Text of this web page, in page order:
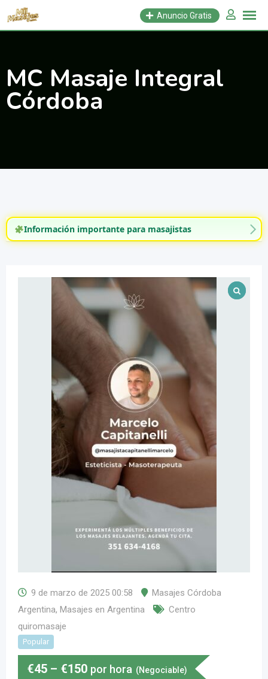
Saltar
Anuncio Gratis
MC Masaje Integral
Córdoba
Información importante para masajistas
9 de marzo de 2025 00:58
Masajes Córdoba
Argentina, Masajes en Argentina
Centro
quiromasaje
Popular
€45 – €150 por hora (Negociable)